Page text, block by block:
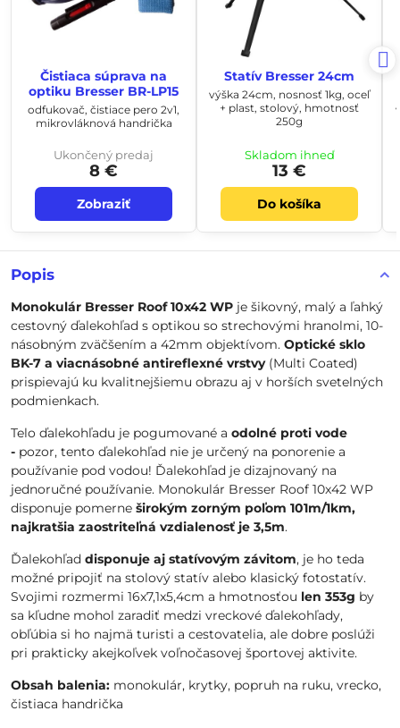
Popis
Monokulár Bresser Roof 10x42 WP je šikovný, malý a ľahký
cestovný ďalekohľad s optikou so strechovými hranolmi, 10-
násobným zväčšením a 42mm objektívom. Optické sklo
BK-7 a viacnásobné antireflexné vrstvy(Multi Coated)
prispievajú ku kvalitnejšiemu obrazu aj v horších svetelných
podmienkach.
Telo ďalekohľadu je pogumované a odolné proti vode
- pozor, tento ďalekohľad nie je určený na ponorenie a
používanie pod vodou! Ďalekohľad je dizajnovaný na
jednoručné používanie. Monokulár Bresser Roof 10x42 WP
disponuje pomerne širokým zorným poľom 101m/1km,
najkratšia zaostriteľná vzdialenosť je 3,5m.
Ďalekohľad disponuje aj statívovým závitom, je ho teda
možné pripojiť na stolový statív alebo klasický fotostatív.
Svojimi rozmermi 16x7,1x5,4cm a hmotnosťou len 353g by
sa kľudne mohol zaradiť medzi vreckové ďalekohľady,
obľúbia si ho najmä turisti a cestovatelia, ale dobre poslúži
pri prakticky akejkoľvek voľnočasovej športovej aktivite.
Obsah balenia: monokulár, krytky, popruh na ruku, vrecko,
čistiaca handrička
Čistiaca súprava na
optiku Bresser BR-LP15
odfukovač, čistiace pero 2v1,
mikrovláknová handrička
Ukončený predaj
8 €
Zobraziť
Statív Bresser 24cm
výška 24cm, nosnosť 1kg, oceľ
+ plast, stolový, hmotnosť
250g
Skladom ihneď
13 €
Do košíka